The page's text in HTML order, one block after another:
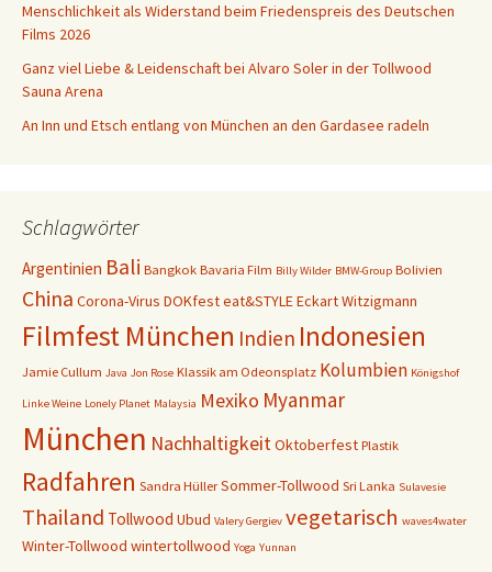
Menschlichkeit als Widerstand beim Friedenspreis des Deutschen
Films 2026
Ganz viel Liebe & Leidenschaft bei Alvaro Soler in der Tollwood
Sauna Arena
An Inn und Etsch entlang von München an den Gardasee radeln
Schlagwörter
Argentinien Bali Bangkok Bavaria Film Billy Wilder BMW-Group Bolivien
China Corona-Virus DOKfesteat&STYLEEckart Witzigmann
Filmfest München Indien Indonesien
Jamie Cullum Java Jon Rose Klassik am Odeonsplatz Kolumbien Königshof
Linke Weine Lonely Planet Malaysia Mexiko Myanmar
München NachhaltigkeitOktoberfest Plastik
Radfahren Sandra Hüller Sommer-Tollwood Sri Lanka Sulavesie
Thailand Tollwood Ubud Valery Gergiev vegetarisch waves4water
Winter-Tollwood wintertollwood Yoga Yunnan